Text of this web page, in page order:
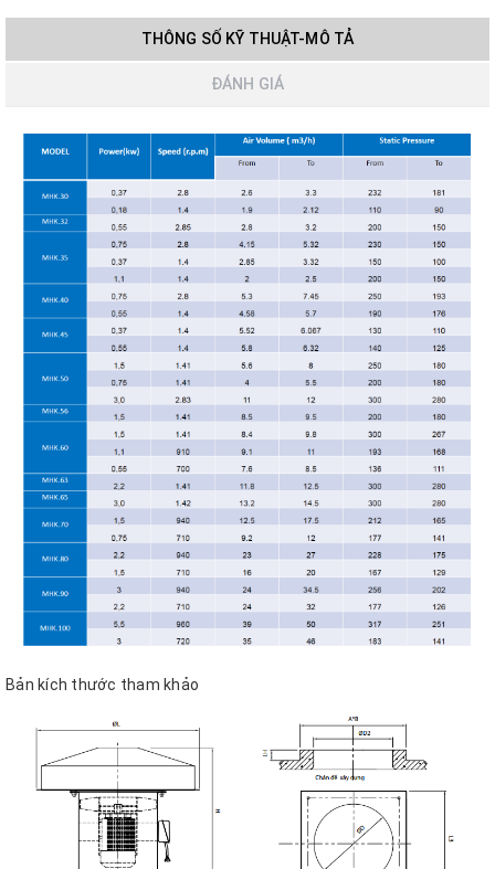
THÔNG SỐ KỸ THUẬT-MÔ TẢ
ĐÁNH GIÁ
Bản kích thước tham khảo